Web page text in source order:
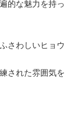
的な魅力を持っ
さわしいヒョウ
された雰囲気を